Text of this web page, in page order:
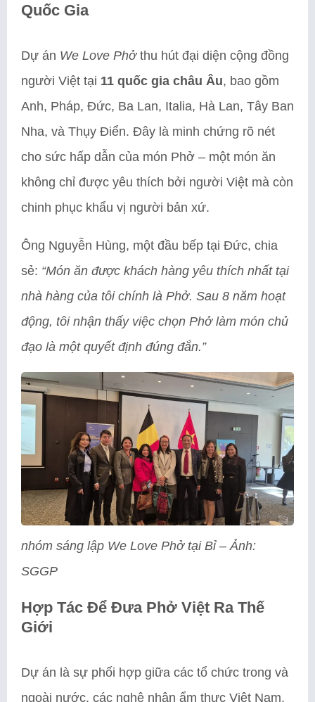
Quốc Gia
Dự án We Love Phởthu hút đại diện cộng đồng
người Việt tại 11 quốc gia châu Âu, bao gồm
Anh, Pháp, Đức, Ba Lan, Italia, Hà Lan, Tây Ban
Nha, và Thụy Điển. Đây là minh chứng rõ nét
cho sức hấp dẫn của món Phở – một món ăn
không chỉ được yêu thích bởi người Việt mà còn
chinh phục khẩu vị người bản xứ.
Ông Nguyễn Hùng, một đầu bếp tại Đức, chia
sẻ: “Món ăn được khách hàng yêu thích nhất tại
nhà hàng của tôi chính là Phở. Sau 8 năm hoạt
động, tôi nhận thấy việc chọn Phở làm món chủ
đạo là một quyết định đúng đắn.”
nhóm sáng lập We Love Phở tại Bỉ – Ảnh:
SGGP
Hợp Tác Để Đưa Phở Việt Ra Thế
Giới
Dự án là sự phối hợp giữa các tổ chức trong và
ngoài nước, các nghệ nhân ẩm thực Việt Nam,